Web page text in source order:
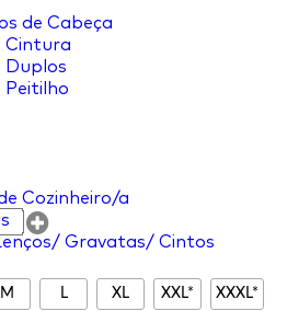
de Cabeça
Cintura
Duplos
Peitilho
Cozinheiro/a
Gravatas/ Cintos
M L XL XXL* XXXL*